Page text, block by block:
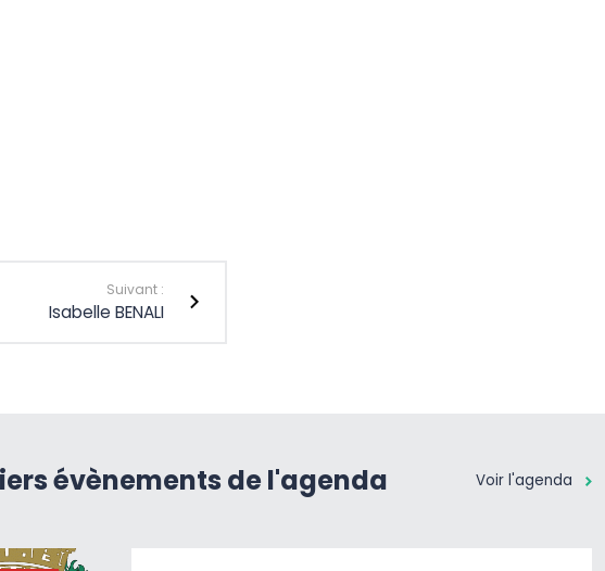
Suivant :
Isabelle BENALI
évènements de l'agenda Voir l'agenda